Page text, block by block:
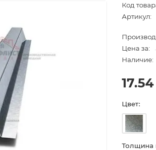
Код
Артикул:
Цена за:
Наличие:
Цвет:
Толщина